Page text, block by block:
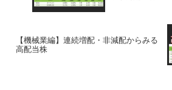
【機械業編】連続増配・非減配からみる
高配当株